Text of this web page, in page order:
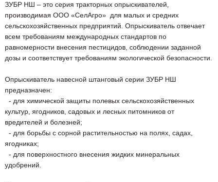
ЗУБР НШ – это серия тракторных опрыскивателей,
производимая ООО «СелАгро» для малых и средних
сельскохозяйственных предприятий. Опрыскиватель отвечает
всем требованиям международных стандартов по
равномерности внесения пестицидов, соблюдении заданной
дозы и соответствует требованиям экологической безопасности.
Опрыскиватель навесной штанговый серии ЗУБР НШ
предназначен:
- для химической защиты полевых сельскохозяйственных
культур, ягодников, садовых и лесных питомников от
вредителей и болезней;
- для борьбы с сорной растительностью на полях, садах,
ягодниках;
- для поверхностного внесения жидких минеральных
удобрений.